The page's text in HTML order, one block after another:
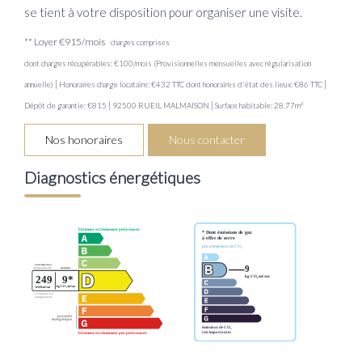
se tient à votre disposition pour organiser une visite.
** Loyer €915/mois charges comprises
dont charges récupérables: €100/mois (Provisionnelles mensuelles avec régularisation
annuelle) | Honoraires charge locataire: €432 TTCdont honoraires d'état des lieux: €86 TTC |
Dépôt de garantie: €815 | 92500 RUEIL MALMAISON | Surface habitable: 28.77m²
Nos honoraires Nous contacter
Diagnostics énergétiques